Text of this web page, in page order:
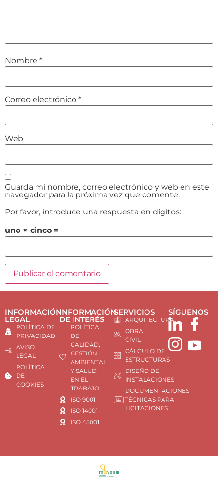
Nombre *
Correo electrónico *
Web
Guarda mi nombre, correo electrónico y web en este
navegador para la próxima vez que comente.
Por favor, introduce una respuesta en dígitos:
uno × cinco =
INFORMACIÓN
LEGAL
POLÍTICA DE
PRIVACIDAD
AVISO
LEGAL
POLÍTICA
DE
COOKIES
INFORMACIÓN
DE INTERÉS
POLÍTICA
DE
CALIDAD,
GESTIÓN
AMBIENTAL
Y SALUD
EN EL
TRABAJO
ISO 9001
ISO 14001
ISO 45001
SERVICIOS
ARQUITECTURA
OBRA
CIVIL
CÁLCULO DE
ESTRUCTURAS
DISEÑO DE
INSTALACIONES
DOCUMENTACIONES
TÉCNICAS PARA
LICITACIONES
SÍGUENOS